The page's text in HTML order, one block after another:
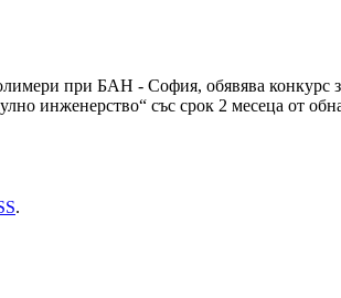
при БАН - София, обявява конкурс
инженерство“ със срок 2 месеца от
.